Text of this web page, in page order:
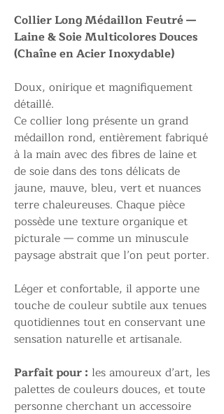
Collier Long Médaillon Feutré —
Laine & Soie Multicolores Douces
(Chaîne en Acier Inoxydable)
Doux, onirique et magnifiquement
détaillé.
Ce collier long présente un grand
médaillon rond, entièrement fabriqué
à la main avec des fibres de laine et
de soie dans des tons délicats de
jaune, mauve, bleu, vert et nuances
terre chaleureuses. Chaque pièce
possède une texture organique et
picturale — comme un minuscule
paysage abstrait que l’on peut porter.
Léger et confortable, il apporte une
touche de couleur subtile aux tenues
quotidiennes tout en conservant une
sensation naturelle et artisanale.
Parfait pour : les amoureux d’art, les
palettes de couleurs douces, et toute
personne cherchant un accessoire